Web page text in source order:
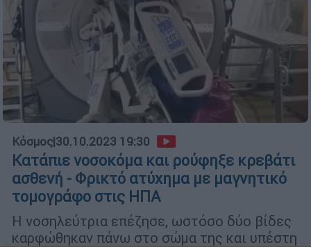
Κόσμος|30.10.2023 19:30
Κατάπιε νοσοκόμα και ρούφηξε κρεβάτι
ασθενή - Φρικτό ατύχημα με μαγνητικό
τομογράφο στις ΗΠΑ
Η νοσηλεύτρια επέζησε, ωστόσο δύο βίδες
καρφώθηκαν πάνω στο σώμα της και υπέστη